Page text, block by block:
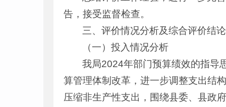
告，接受监督检查。
三、评价情况分析及综合评价结论
（一）投入情况分析
我局2024年部门预算绩效的指导
算管理体制改革，进一步调整支出结
压缩非生产性支出，围绕县委、县政